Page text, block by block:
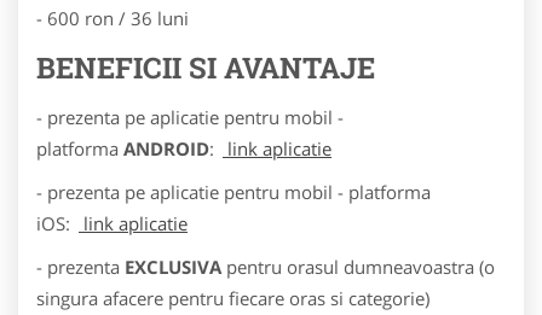
- 600 ron / 36 luni
BENEFICII SI AVANTAJE
- prezenta pe aplicatie pentru mobil -
platforma ANDROID:
link aplicatie
- prezenta pe aplicatie pentru mobil - platforma
iOS:
link aplicatie
- prezenta EXCLUSIVA pentru orasul dumneavoastra (o
singura afacere pentru fiecare oras si categorie)